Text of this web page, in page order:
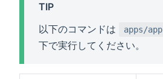
TIP
以下のコマンドは
apps/app
下で実行してください。